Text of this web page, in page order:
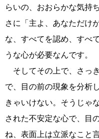
らいの、おおらかな気持
さに「主よ、あなただけ
な、すべてを認め、すべ
うな心が必要なんです。
そしてその上で、さっ
で、目の前の現象を分析
きゃいけない。そうじゃ
された不安定な心で、目
ね、表面上は立派なこと